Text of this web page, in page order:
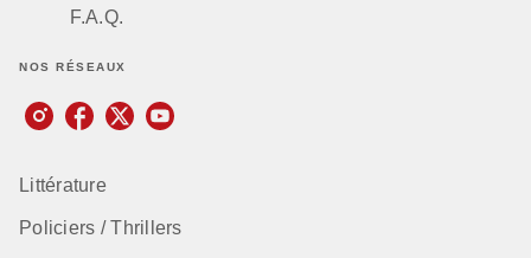
F.A.Q.
NOS RÉSEAUX
Littérature
Policiers / Thrillers